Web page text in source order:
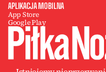
APLIKACJA MOBILNA
App Store
Google Play